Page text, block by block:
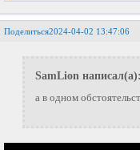
Поделиться2024-04-02 13:47:06
SamLion
а в одном